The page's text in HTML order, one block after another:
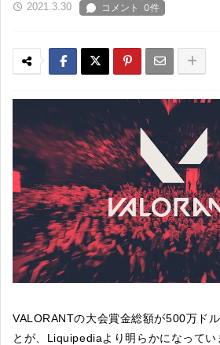
2021.3.30
VALORANTの大会賞金総額が500万ド
とが、Liquipediaより明らかになってい